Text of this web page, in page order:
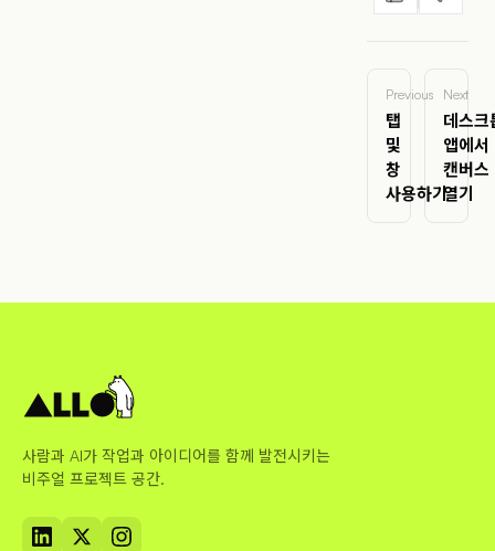
Previous
탭
및
창
사용하기
Next
데스크
앱에서
캔버스
열기
사람과 AI가 작업과 아이디어를 함께 발전시키는
비주얼 프로젝트 공간.